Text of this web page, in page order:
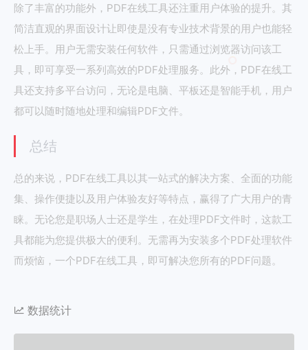
除了丰富的功能外，PDF在线工具还注重用户体验的提升。其
简洁直观的界面设计让即使是没有专业技术背景的用户也能轻
松上手。用户无需安装任何软件，只需通过浏览器访问该工
具，即可享受一系列高效的PDF处理服务。此外，PDF在线工
具还支持多平台访问，无论是电脑、平板还是智能手机，用户
都可以随时随地处理和编辑PDF文件。
总结
总的来说，PDF在线工具以其一站式的解决方案、全面的功能
集、操作便捷以及用户体验友好等特点，赢得了广大用户的青
睐。无论您是职场人士还是学生，在处理PDF文件时，这款工
具都能为您提供极大的便利。无需再为安装多个PDF处理软件
而烦恼，一个PDF在线工具，即可解决您所有的PDF问题。
数据统计